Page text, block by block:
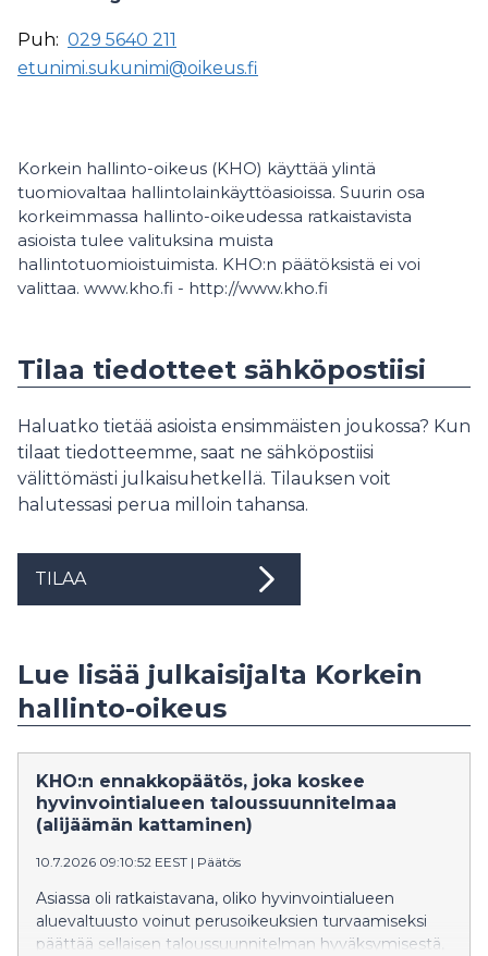
Puh: 029 5640 211
etunimi.sukunimi@oikeus.fi
Korkein hallinto-oikeus (KHO) käyttää ylintä
tuomiovaltaa hallintolainkäyttöasioissa. Suurin osa
korkeimmassa hallinto-oikeudessa ratkaistavista
asioista tulee valituksina muista
hallintotuomioistuimista. KHO:n päätöksistä ei voi
valittaa. www.kho.fi - http://www.kho.fi
Tilaa tiedotteet sähköpostiisi
Haluatko tietää asioista ensimmäisten joukossa? Kun
tilaat tiedotteemme, saat ne sähköpostiisi
välittömästi julkaisuhetkellä. Tilauksen voit
halutessasi perua milloin tahansa.
TILAA
Lue lisää julkaisijalta Korkein
hallinto-oikeus
KHO:n ennakkopäätös, joka koskee
hyvinvointialueen taloussuunnitelmaa
(alijäämän kattaminen)
10.7.2026 09:10:52 EEST | Päätös
Asiassa oli ratkaistavana, oliko hyvinvointialueen
aluevaltuusto voinut perusoikeuksien turvaamiseksi
päättää sellaisen taloussuunnitelman hyväksymisestä,